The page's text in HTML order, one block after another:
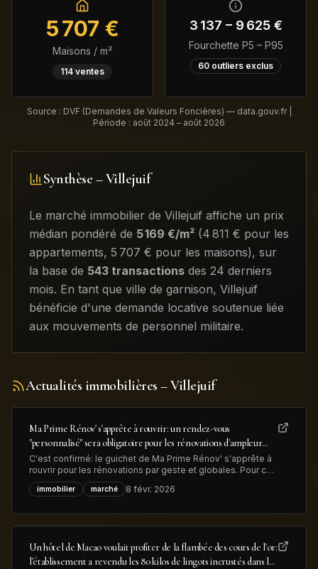
5 707 €
Maisons / m²
114 ventes
3 137 – 9 625€
Fourchette P5 – P95
60 outliers exclus
Source : DVF (Demandes de Valeurs Foncières) — data.gouv.fr |
Période : août 2024 – août 2026
Synthèse –Villejuif
Le marché immobilier de Villejuif affiche un prix
médian pondéré de 5 169 €/m² (4 811 € pour les
appartements, 5 707 € pour les maisons), sur
la base de 543 transactions des 24 derniers
mois. En tant que ville de garnison, Villejuif
bénéficie d'une demande locative soutenue liée
aux mouvements de personnel militaire.
Actualités immobilières – Villejuif
Ma Prime Rénov' s'apprête à rouvrir: un rendez-vous
"personnalisé" sera obligatoire pour les rénovations d'ampleur
afin de lutter contre la fraude
C'est confirmé: le guichet de Ma Prime Rénov' s'apprête à
rouvrir pour les rénovations par geste et globales. Pour ces
dernières, "un rendez-vous personnalisé avec un
conseiller France Rénov' sera désormais obligatoire" avant
gouvernement, dans
immobilier marché 8 févr. 2026
Un hôtel de Macao voulait profiter de la flambée des cours de l'or:
l'établissement a revendu les 80 kilos de lingots incrustés dans le